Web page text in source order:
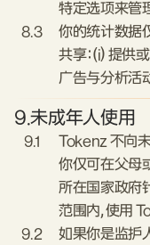
特定选项来管
8.3
你的统计数据
共享：(i) 提供
广告与分析活
9.未成年人使用
9.1
Tokenz 不向
你仅可在父母
所在国家政府
范围内，使用
9.2
如果你是监护